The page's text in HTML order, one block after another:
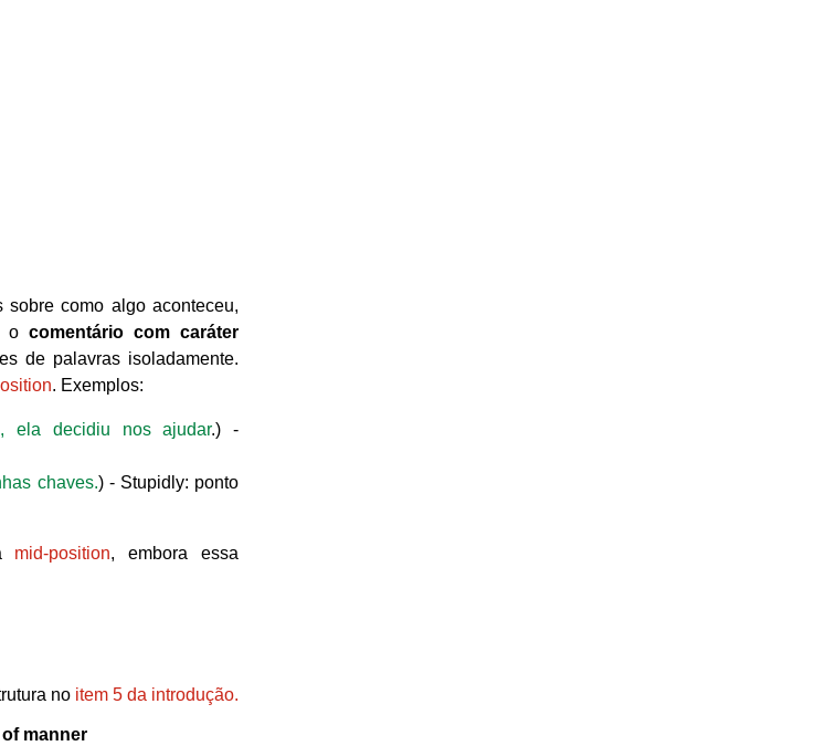
sobre como algo aconteceu,
ocomentário com caráter
de palavras isoladamente.
. Exemplos:
ela decidiu nos ajudar.) -
chaves.) - Stupidly: ponto
mid-position, embora essa
no item 5 da introdução.
manner